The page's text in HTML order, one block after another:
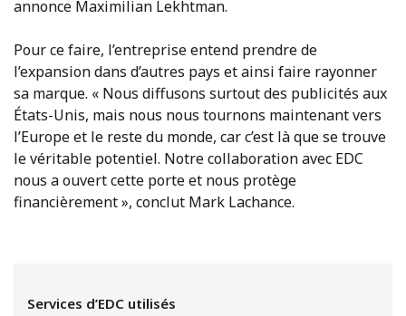
annonce Maximilian Lekhtman.
Pour ce faire, l’entreprise entend prendre de
l’expansion dans d’autres pays et ainsi faire rayonner
sa marque. « Nous diffusons surtout des publicités aux
États-Unis, mais nous nous tournons maintenant vers
l’Europe et le reste du monde, car c’est là que se trouve
le véritable potentiel. Notre collaboration avec EDC
nous a ouvert cette porte et nous protège
financièrement », conclut Mark Lachance.
Services d’EDC utilisés